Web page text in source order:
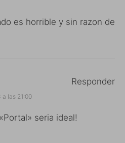
es horrible y sin razon de
a las 21:00
seria ideal!
Responder